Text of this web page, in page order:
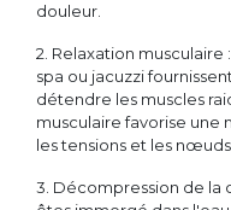
douleur.
2. Relaxation musculaire
spa ou jacuzzi
détendre les muscles
musculaire favorise
les tensions et les
3. Décompression de la